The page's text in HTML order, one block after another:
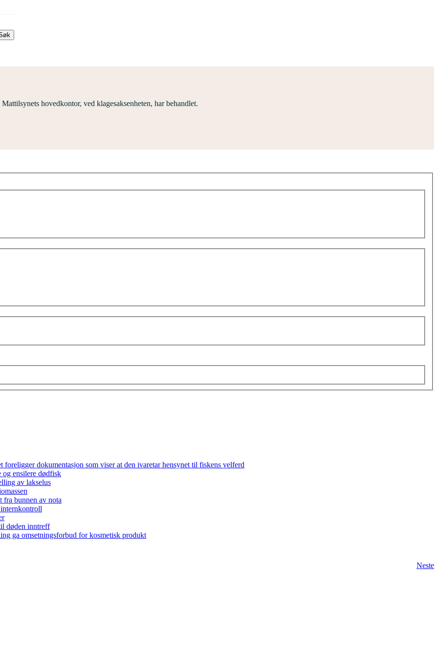
hovedkontor, ved klagesaksenheten, har behandlet.
dokumentasjon som viser at den ivaretar hensynet til fiskens velferd
og ensilere dødfisk
av lakselus
fra bunnen av nota
døden inntreff
ga omsetningsforbud for kosmetisk produkt
Neste